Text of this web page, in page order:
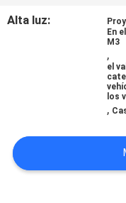
PIDA
SHOPPING
MAPA
Alta luz:
En
M3
,
el
los
,